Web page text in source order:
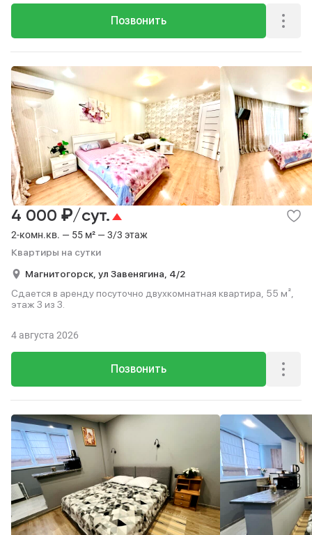
Позвонить
2-комн.кв. — 55 м² — 3/3 этаж
Квартиры на сутки
4 000 ₽/сут.
Магнитогорск, ул Завенягина, 4/2
Сдается в аренду посуточно двухкомнатная квартира, 55 м²,
этаж 3 из 3.
Позвонить
4 августа 2026